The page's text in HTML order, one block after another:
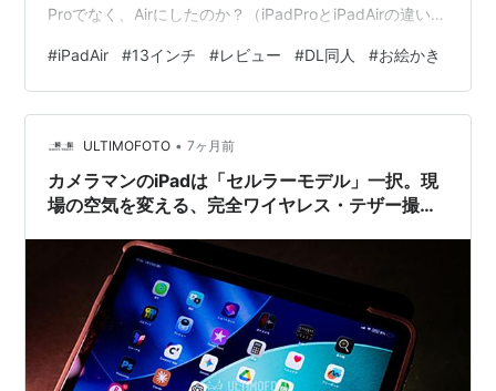
Proでなく、Airにしたのか？（iPadProとiPadAirの違い）
・大型液タブユーザーが感じた、「iPadAir」のすごさ メ
リット①：「場所」を選ばない＝描くハードルが消失 メ
リット②ApplePencilの描き心地がプロ仕様 メリット
③：集中力を維持させやすい ・デメリット ・現在の最
強ワークフロー ・…
#iPadAir #13インチ #レビュー #DL同人 #お絵かき
ULTIMOFOTO • 7ヶ月前
カメラマンのiPadは「セルラーモデル」一択。現
場の空気を変える、完全ワイヤレス・テザー撮影